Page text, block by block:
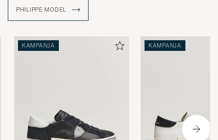
hienovarainen mutta itsevarma, esteettisyyttä, laatua ja
aitoutta arvostavalle.
PHILIPPE MODEL
KAMPANJA KAMPANJA